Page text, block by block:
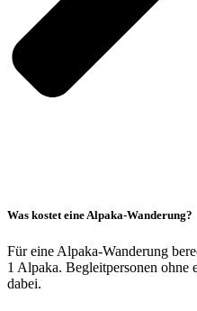
Was kostet eine Alpaka-Wanderung?
Für eine Alpaka-Wanderung
1 Alpaka. Begleitpersonen ohne
dabei.